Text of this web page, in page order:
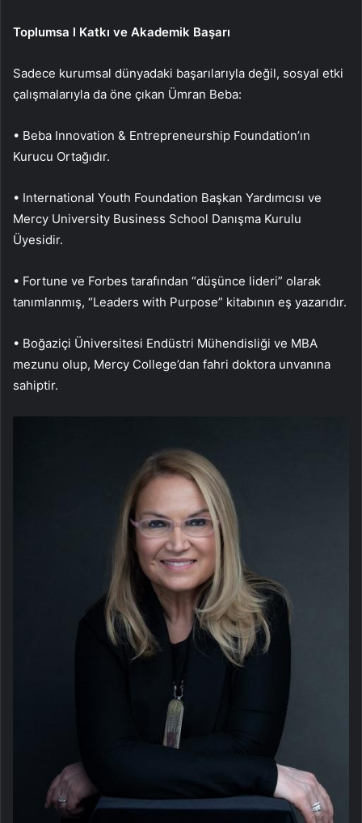
Toplumsa l Katkı ve Akademik Başarı
Sadece kurumsal dünyadaki başarılarıyla değil, sosyal etki
çalışmalarıyla da öne çıkan Ümran Beba:
• Beba Innovation & Entrepreneurship Foundation’ın
Kurucu Ortağıdır.
• International Youth Foundation Başkan Yardımcısı ve
Mercy University Business School Danışma Kurulu
Üyesidir.
• Fortune ve Forbes tarafından “düşünce lideri” olarak
tanımlanmış, “Leaders with Purpose” kitabının eş yazarıdır.
• Boğaziçi Üniversitesi Endüstri Mühendisliği ve MBA
mezunu olup, Mercy College’dan fahri doktora unvanına
sahiptir.